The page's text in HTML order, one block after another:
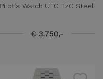
Pilot's Watch UTC TzC Steel
€ 3.750,-